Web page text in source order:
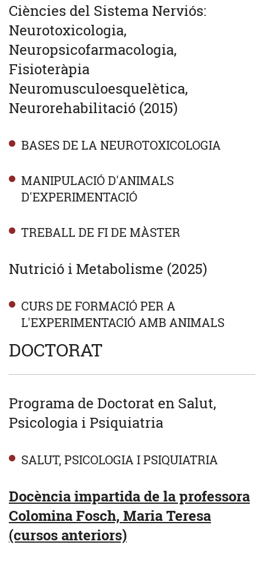
Ciències del Sistema Nerviós:
Neurotoxicologia,
Neuropsicofarmacologia,
Fisioteràpia
Neuromusculoesquelètica,
Neurorehabilitació (2015)
BASES DE LA NEUROTOXICOLOGIA
MANIPULACIÓ D'ANIMALS
D'EXPERIMENTACIÓ
TREBALL DE FI DE MÀSTER
Nutrició i Metabolisme (2025)
CURS DE FORMACIÓ PER A
L'EXPERIMENTACIÓ AMB ANIMALS
DOCTORAT
Programa de Doctorat en Salut,
Psicologia i Psiquiatria
SALUT, PSICOLOGIA I PSIQUIATRIA
Docència impartida de la professora
Colomina Fosch, Maria Teresa
(cursos anteriors)